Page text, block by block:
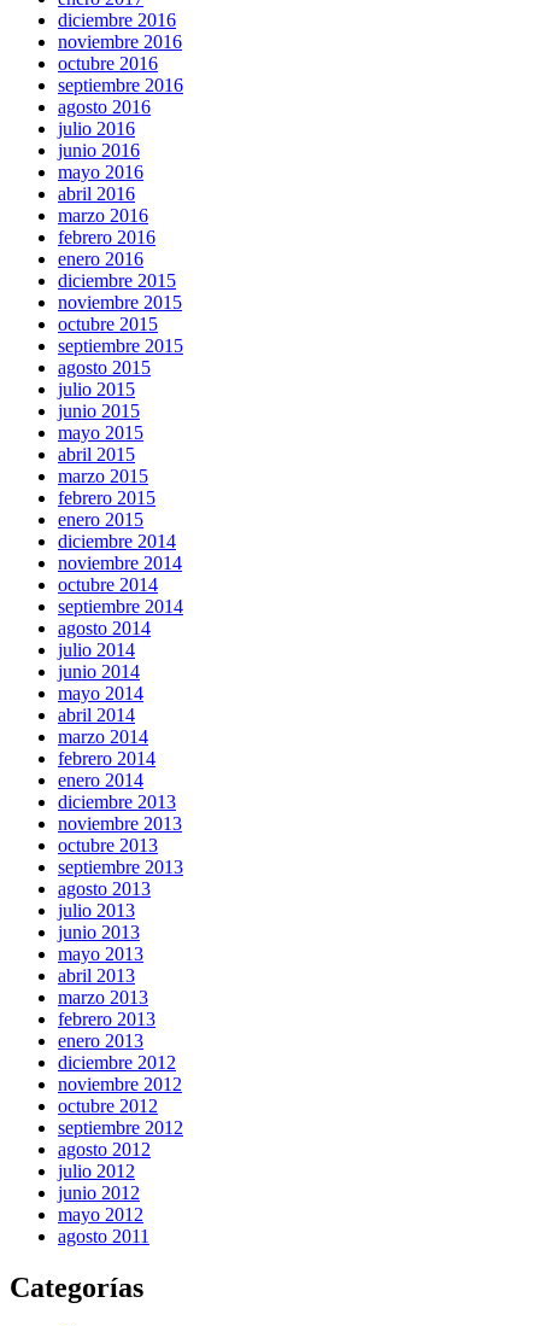
diciembre 2016
noviembre 2016
octubre 2016
septiembre 2016
agosto 2016
julio 2016
junio 2016
mayo 2016
abril 2016
marzo 2016
febrero 2016
enero 2016
diciembre 2015
noviembre 2015
octubre 2015
septiembre 2015
agosto 2015
julio 2015
junio 2015
mayo 2015
abril 2015
marzo 2015
febrero 2015
enero 2015
diciembre 2014
noviembre 2014
octubre 2014
septiembre 2014
agosto 2014
julio 2014
junio 2014
mayo 2014
abril 2014
marzo 2014
febrero 2014
enero 2014
diciembre 2013
noviembre 2013
octubre 2013
septiembre 2013
agosto 2013
julio 2013
junio 2013
mayo 2013
abril 2013
marzo 2013
febrero 2013
enero 2013
diciembre 2012
noviembre 2012
octubre 2012
septiembre 2012
agosto 2012
julio 2012
junio 2012
mayo 2012
agosto 2011
Categorías